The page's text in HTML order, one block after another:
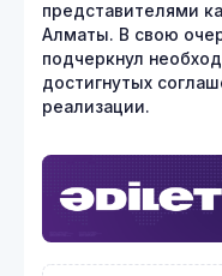
представителями
Алматы. В свою
подчеркнул
достигнутых
реализации.